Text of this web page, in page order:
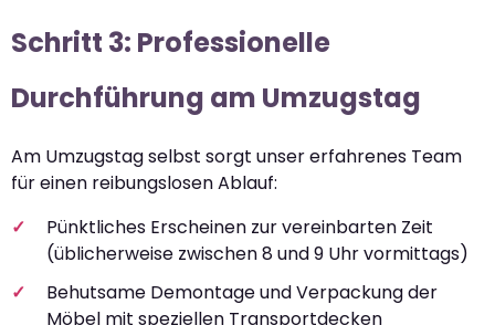
Schritt 3: Professionelle
Durchführung am Umzugstag
Am Umzugstag selbst sorgt unser erfahrenes Team
für einen reibungslosen Ablauf:
Pünktliches Erscheinen zur vereinbarten Zeit
(üblicherweise zwischen 8 und 9 Uhr vormittags)
Behutsame Demontage und Verpackung der
Möbel mit speziellen Transportdecken